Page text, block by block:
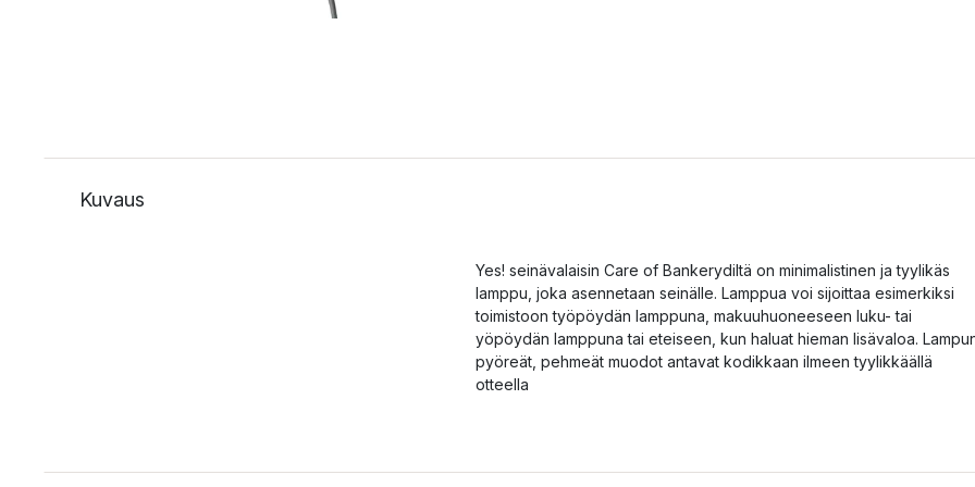
Kuvaus
Yes! seinävalaisin Care of Bankerydiltä on minimalistinen ja tyylikäs
lamppu, joka asennetaan seinälle. Lamppua voi sijoittaa esimerkiksi
toimistoon työpöydän lamppuna, makuuhuoneeseen luku- tai
yöpöydän lamppuna tai eteiseen, kun haluat hieman lisävaloa.
pyöreät, pehmeät muodot antavat kodikkaan ilmeen tyylikkäällä
otteella